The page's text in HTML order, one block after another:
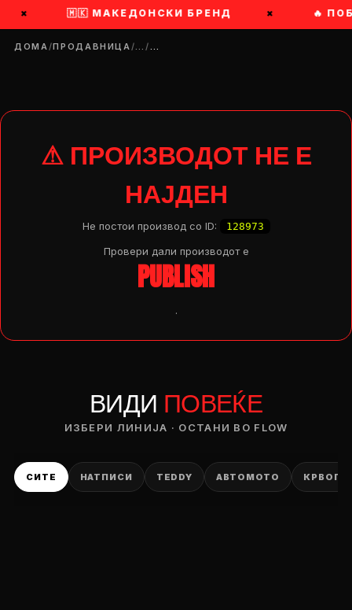
× 🇲🇰 МАКЕДОНСКИ БРЕНД × 🔥
ДОМА/ПРОДАВНИЦА/…/…
⚠ ПРОИЗВОДОТ НЕ Е
НАЈДЕН
Не постои производ со ID: 128973
Провери дали производот e
PUBLISH
.
ВИДИ ПОВЕЌЕ
ИЗБЕРИ ЛИНИЈА · ОСТАНИ ВО FLOW
СИТЕ НАТПИСИ TEDDY АВТОМОТО